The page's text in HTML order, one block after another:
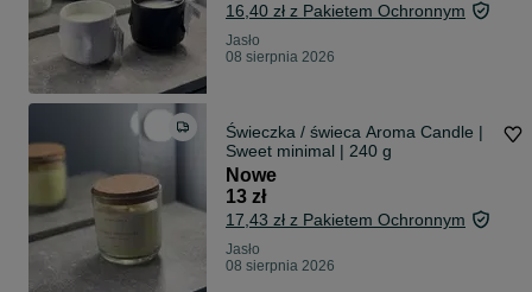
16,40 zł z Pakietem Ochronnym
Jasło
08 sierpnia 2026
Świeczka / świeca Aroma Candle |
Sweet minimal | 240 g
Nowe
13 zł
17,43 zł z Pakietem Ochronnym
Jasło
08 sierpnia 2026